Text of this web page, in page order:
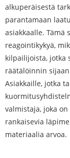
alkuperäisestä
parantamaan
asiakkaalle.
reagointikykyä,
kilpailijoista, jotka
räätälöinnin
Asiakkaille, jotka
valmistaja, joka
rankaisevia
materiaalia arvoa.